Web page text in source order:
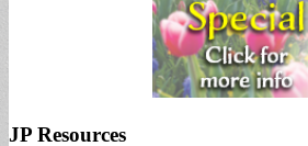
JP Resources